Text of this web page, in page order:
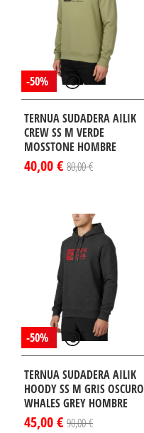
-50%
TERNUA SUDADERA AILIK
CREW SS M VERDE
MOSSTONE HOMBRE
40,00 € 80,00 €
-50%
TERNUA SUDADERA AILIK
HOODY SS M GRIS OSCURO
WHALES GREY HOMBRE
45,00 € 90,00 €